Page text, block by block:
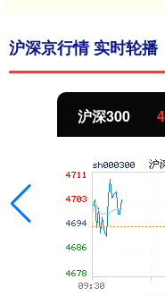
沪深京行情 实时轮播
沪深300 4696.19